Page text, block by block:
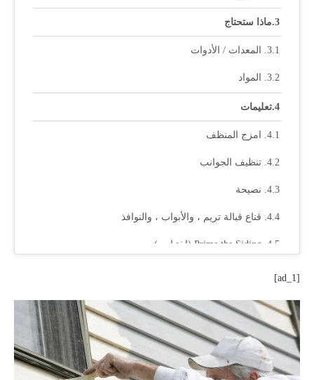
ماذا ستحتاج
المعدات / الأدوات
المواد
تعليمات
امزج المنظف
تنظيف الجوانب
نصيحة
قناع قبالة تريم ، والأبواب ، والنوافذ
نظف الموقع
[ad_1]